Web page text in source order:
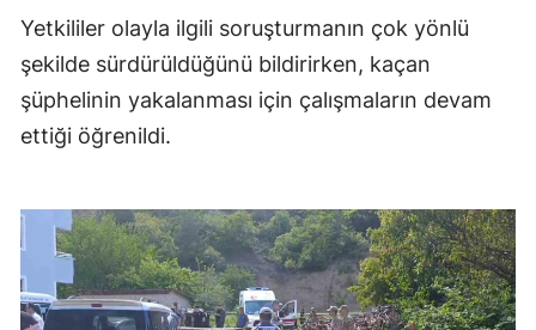
Yetkililer olayla ilgili soruşturmanın çok yönlü
şekilde sürdürüldüğünü bildirirken, kaçan
şüphelinin yakalanması için çalışmaların devam
ettiği öğrenildi.